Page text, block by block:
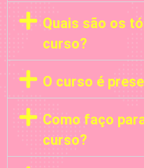
Quais são os
curso?
O curso é
Como faço
curso?